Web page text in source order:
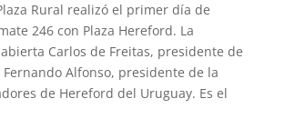
Rural realizó el primer día de
246 con Plaza Hereford. La
Carlos de Freitas, presidente de
Fernando Alfonso, presidente de la
de Hereford del Uruguay. Es el